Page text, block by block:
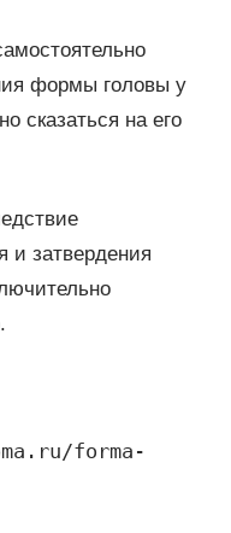
формы головы у
сказаться на его
и затвердения
forma-